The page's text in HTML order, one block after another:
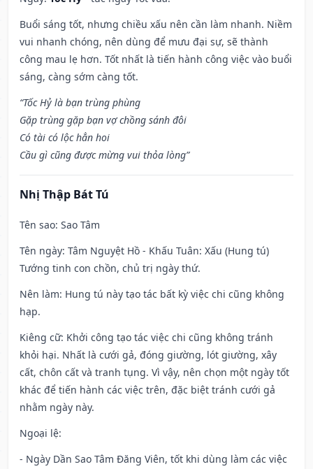
Buổi sáng tốt, nhưng chiều xấu nên cần làm nhanh. Niềm
vui nhanh chóng, nên dùng để mưu đại sự, sẽ thành
công mau lẹ hơn. Tốt nhất là tiến hành công việc vào buổi
sáng, càng sớm càng tốt.
“Tốc Hỷ là bạn trùng phùng
Gặp trùng gặp bạn vợ chồng sánh đôi
Có tài có lộc hẳn hoi
Cầu gì cũng được mừng vui thỏa lòng”
Nhị Thập Bát Tú
Tên sao: Sao Tâm
Tên ngày: Tâm Nguyệt Hồ - Khấu Tuân: Xấu (Hung tú)
Tướng tinh con chồn, chủ trị ngày thứ.
Nên làm: Hung tú này tạo tác bất kỳ việc chi cũng không
hạp.
Kiêng cữ: Khởi công tạo tác việc chi cũng không tránh
khỏi hại. Nhất là cưới gả, đóng giường, lót giường, xây
cất, chôn cất và tranh tụng. Vì vậy, nên chọn một ngày tốt
khác để tiến hành các việc trên, đặc biệt tránh cưới gả
nhằm ngày này.
Ngoại lệ:
- Ngày Dần Sao Tâm Đăng Viên, tốt khi dùng làm các việc